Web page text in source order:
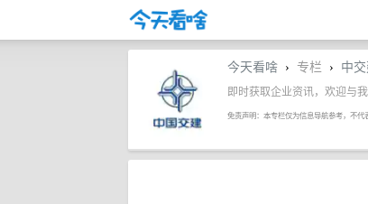
今天看啥 › 专栏 › 中
即时获取企业资讯，欢迎与我
免责声明：本专栏仅为信息导航参考，不